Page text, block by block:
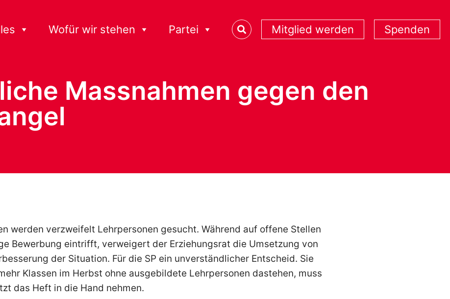
Wofür wir stehen Partei Mitglied werden Spenden
Massnahmen gegen den
werden verzweifelt Lehrpersonen gesucht. Während auf offene Stellen
Bewerbung eintrifft, verweigert der Erziehungsrat die Umsetzung von
der Situation. Für die SP ein unverständlicher Entscheid. Sie
Klassen im Herbst ohne ausgebildete Lehrpersonen dastehen, muss
das Heft in die Hand nehmen.